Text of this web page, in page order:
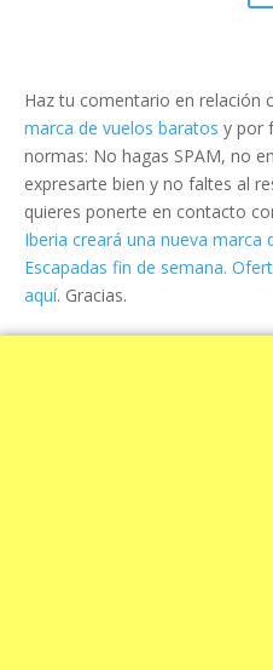
Haz tu comentario en relación
marca de vuelos baratos y por
normas: No hagas SPAM, no
expresarte bien y no faltes al
quieres ponerte en contacto
Iberia creará una nueva marca
Escapadas fin de semana.
aquí. Gracias.